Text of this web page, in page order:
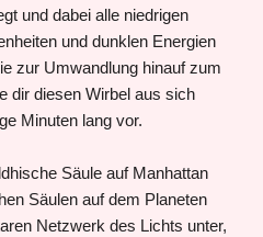
und dabei alle niedrigen
und dunklen Energien
zur Umwandlung hinauf zum
dir diesen Wirbel aus sich
Minuten lang vor.
Säule auf Manhattan
Säulen auf dem Planeten
Netzwerk des Lichts unter,